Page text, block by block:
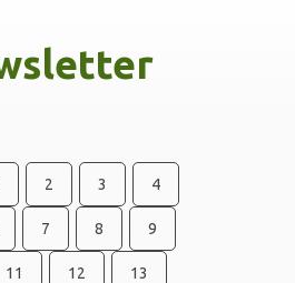
2 3 4
7 8 9
11 12 13